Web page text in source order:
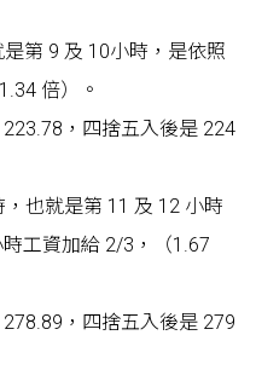
第 9 及 10小時，是依照
倍）。
，四捨五入後是 224
也就是第 11 及 12 小時
工資加給 2/3，（1.67
，四捨五入後是 279